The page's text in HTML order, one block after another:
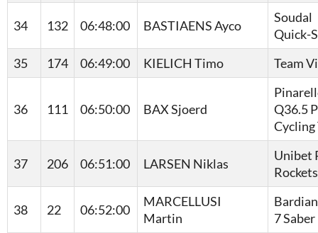
34 132 06:48:00 BASTIAENS Ayco
Soudal
Quick-
35
174 06:49:00 KIELICH Timo Team
36 111 06:50:00 BAX Sjoerd
Q36.5
Cycling
37 206 06:51:00 LARSEN Niklas
Unibet
Rockets
38 22 06:52:00
MARCELLUSI
Martin
7 Saber